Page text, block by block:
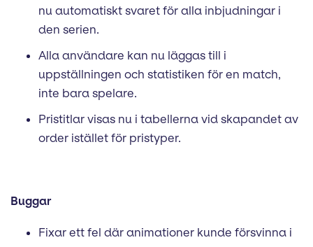
nu automatiskt svaret för alla inbjudningar i
den serien.
Alla användare kan nu läggas till i
uppställningen och statistiken för en match,
inte bara spelare.
Pristitlar visas nu i tabellerna vid skapandet av
order istället för pristyper.
Buggar
Fixar ett fel där animationer kunde försvinna i